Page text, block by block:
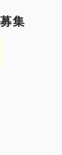
集